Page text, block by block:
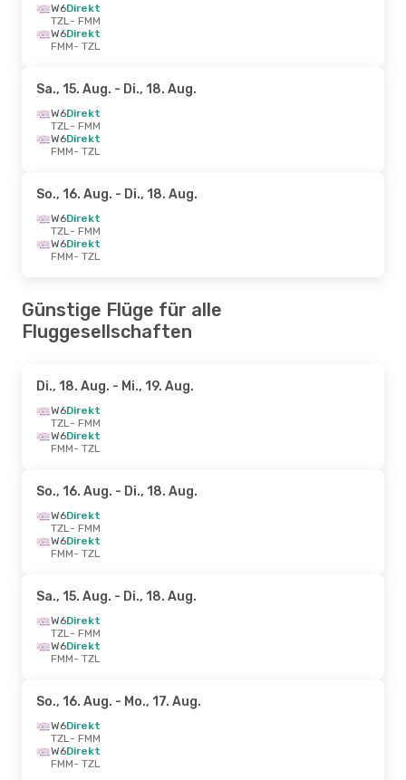
W6Direkt
TZL- FMM
W6Direkt
FMM- TZL
Sa., 15. Aug. - Di., 18. Aug.
W6Direkt
TZL- FMM
W6Direkt
FMM- TZL
So., 16. Aug. - Di., 18. Aug.
W6Direkt
TZL- FMM
W6Direkt
FMM- TZL
Günstige Flüge für alle
Fluggesellschaften
Di., 18. Aug. - Mi., 19. Aug.
W6Direkt
TZL- FMM
W6Direkt
FMM- TZL
So., 16. Aug. - Di., 18. Aug.
W6Direkt
TZL- FMM
W6Direkt
FMM- TZL
Sa., 15. Aug. - Di., 18. Aug.
W6Direkt
TZL- FMM
W6Direkt
FMM- TZL
So., 16. Aug. - Mo., 17. Aug.
W6Direkt
TZL- FMM
W6Direkt
FMM- TZL